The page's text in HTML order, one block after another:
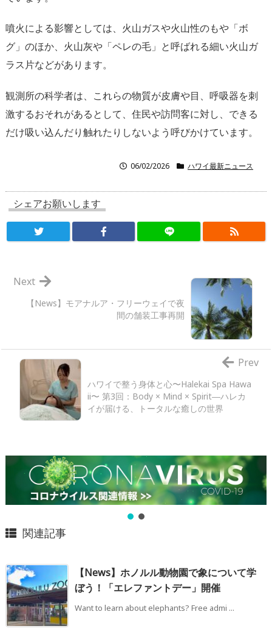
噴火による影響としては、火山ガスや火山性のもや「ボ
グ」のほか、火山灰や「ペレの毛」と呼ばれる細い火山ガ
ラス片などがあります。
観測所の科学者は、これらの物質が皮膚や目、呼吸器を刺
激するおそれがあるとして、住民や訪問客に対し、できる
だけ吸い込んだり触れたりしないよう呼びかけています。
06/02/2026 ハワイ最新ニュース
シェアお願いします
【News】モアナルア・フリーウェイで夜
間の舗装工事再開
Next
ハワイで整う身体と心〜Halekai Spa Hawa
ii〜 第3回：Body × Mind × Spirit―ハレカ
イが届ける、トータルな癒しの世界
Prev
関連記事
【News】ホノルル動物園で象について学
ぼう！「エレファントデー」開催
Want to learn about elephants? Free admi ...